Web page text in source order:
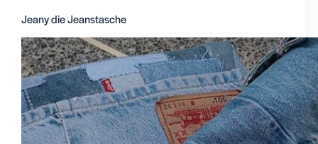
Jeany die Jeanstasche